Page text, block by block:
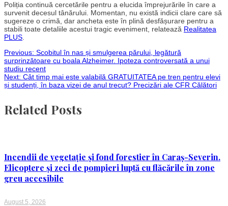
Poliția continuă cercetările pentru a elucida împrejurările în care a
survenit decesul tânărului. Momentan, nu există indicii clare care să
sugereze o crimă, dar ancheta este în plină desfășurare pentru a
stabili toate detaliile acestui tragic eveniment, relatează Realitatea
PLUS
Post
navigation
Previous: Scobitul în nas și smulgerea părului, legătură
surprinzătoare cu boala Alzheimer. Ipoteza controversată a unui
studiu recent
Next: Cât timp mai este valabilă GRATUITATEA pe tren pentru elevi
și studenți, în baza vizei de anul trecut? Precizări ale CFR Călători
Related Posts
Incendii de vegetație și fond forestier în Caraș-Severin.
Elicoptere și zeci de pompieri luptă cu flăcările în zone
greu accesibile
August 5, 2026